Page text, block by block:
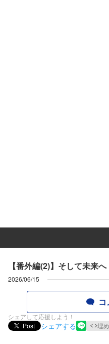
【番外編(2)】そして未来
2026/06/15
シェアして応援しよう！
Post
シェアする 埋